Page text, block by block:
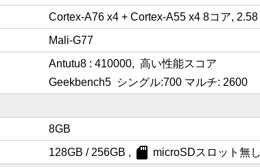
Cortex-A76 x4 + Cortex-A55 x4 8コア, 2.58
Mali-G77
Antutu8 : 410000, 高い性能スコア
Geekbench5 シングル:700 マルチ: 2600
8GB
128GB / 256GB , sd_card microSDスロット無し